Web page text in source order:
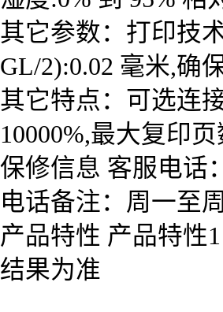
其它参数：打印技
GL/2):0.02 毫米,确
其它特点：可选连
10000%,最大复印
保修信息 客服电话：
电话备注：周一至
产品特性 产品特性
结果为准